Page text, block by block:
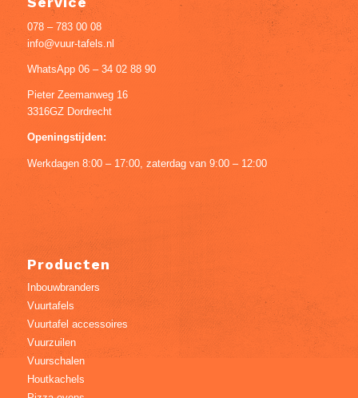
078 – 783 00 08
info@vuur-tafels.nl
WhatsApp 06 – 34 02 88 90
Pieter Zeemanweg 16
3316GZ Dordrecht
Openingstijden:
Werkdagen 8:00 – 17:00, zaterdag van 9:00 – 12:00
Producten
Inbouwbranders
Vuurtafels
Vuurtafel accessoires
Vuurzuilen
Vuurschalen
Houtkachels